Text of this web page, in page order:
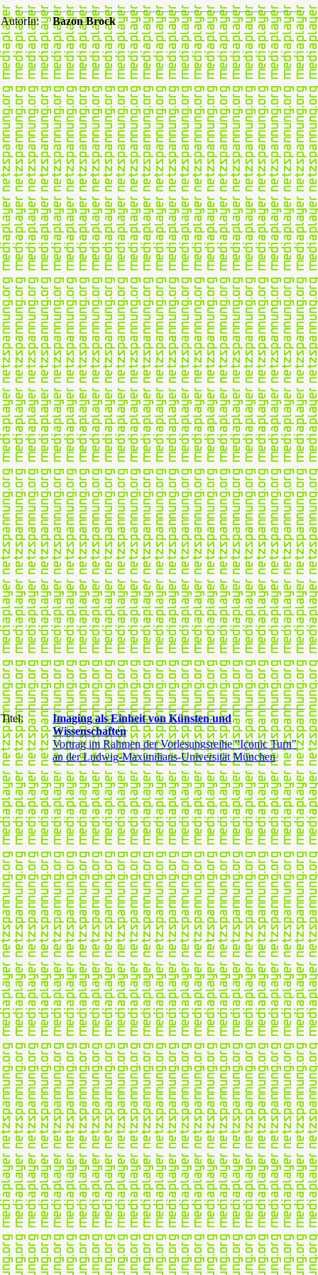
AutorIn: Bazon Brock
Titel:
Imaging als Einheit von Künsten und
Wissenschaften
Vortrag im Rahmen der Vorlesungsreihe "Iconic Turn"
an der Ludwig-Maximilians-Universität München